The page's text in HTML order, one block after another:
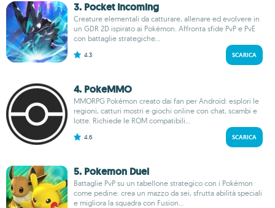
3. Pocket Incoming
Creature elementali da catturare, allenare ed evolvere in
un GDR 2D ispirato ai Pokémon. Affronta sfide PvP e PvE
con battaglie strategiche...
4.3 SCARICA
4. PokeMMO
MMORPG Pokémon creato dai fan per Android: esplori le
regioni, catturi mostri e giochi online con chat, scambi e
lotte. Richiede le ROM compatibili...
4.6 SCARICA
5. Pokemon Duel
Battaglie PvP su un tabellone strategico con i Pokémon
come pedine: crea un mazzo da sei, sfrutta abilità speciali
e migliora la squadra con Fusion...